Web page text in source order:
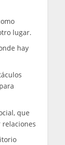
lugar.
hay
que